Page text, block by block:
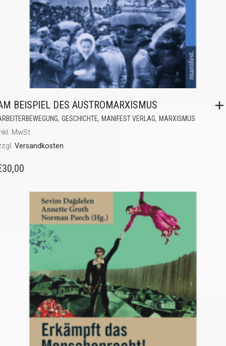
BEISPIEL DES AUSTROMARXISMUS
, GESCHICHTE, MANIFEST VERLAG, MARXISMUS
MwSt.
Versandkosten
30,00